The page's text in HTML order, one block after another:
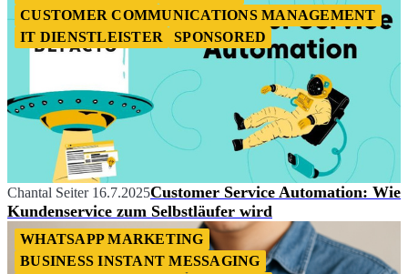
CUSTOMER COMMUNICATIONS MANAGEMENT
IT DIENSTLEISTER
SPONSORED
Chantal Seiter 16.7.2025Customer Service Automation: Wie
Kundenservice zum Selbstläufer wird
WHATSAPP MARKETING
BUSINESS INSTANT MESSAGING